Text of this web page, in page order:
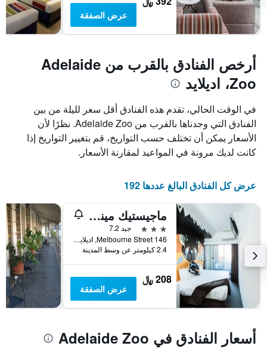
عرض الصفقة
أرخص الفنادق بالقرب من Adelaide
Zoo، اديلايد
في الوقت الحالي، تقدم هذه الفنادق أقل سعر لليلة من بين
الفنادق التي وجدناها بالقرب من Adelaide Zoo. نظرًا لأن
الأسعار يمكن أن تختلف حسب التواريخ، قم بتغيير التواريخ إذا
كانت لديك مرونة في المواعيد لمقارنة الأسعار.
عرض كل الفنادق البالغ عددها 192
ماجيستيك مينيما هوتل
3 نجوم
جيد 7.2
146 Melbourne Street, اديلايد, SA, أستراليا
2.4 كيلومتر عن وسط المدينة
208 ﷼
عرض الصفقة
أسعار الفنادق في Adelaide Zoo